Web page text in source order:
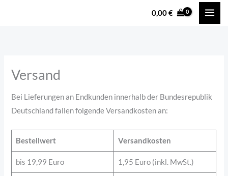
0,00€
Versand
Bei Lieferungen an Endkunden innerhalb der Bundesrepublik
Deutschland fallen folgende Versandkosten an:
Bestellwert Versandkosten
bis 19,99 Euro 1,95 Euro (inkl. MwSt.)